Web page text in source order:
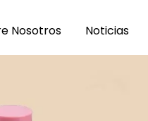
Nosotros Noticias